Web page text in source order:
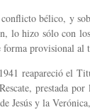
bélico, y
lo hizo sólo con
forma provisional al
reapareció el
prestada
Jesús y la